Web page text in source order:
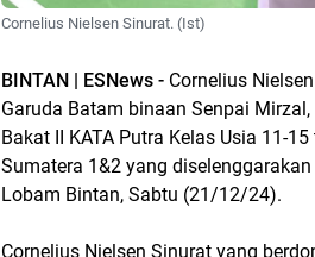
Cornelius Nielsen Sinurat. (Ist)
BINTAN | ESNews - Cornelius
Garuda Batam binaan Senpai
Bakat II KATA Putra Kelas Usia 11-
Sumatera 1&2 yang
Lobam Bintan, Sabtu (21/12/24).
Cornelius Nielsen Sinurat yang